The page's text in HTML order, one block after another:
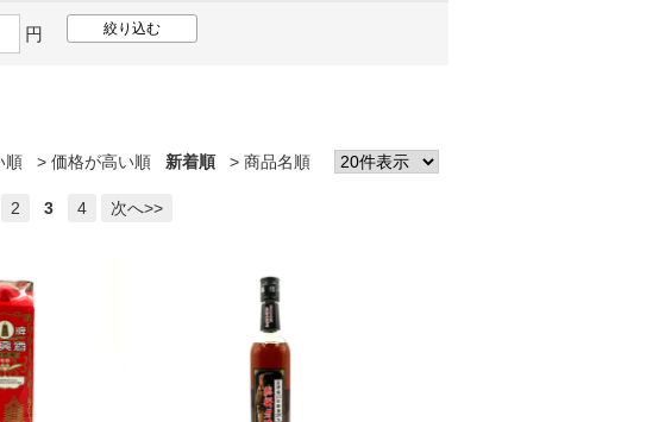
円
順 価格が高い順 新着順 商品名順
2 3 4 次へ>>